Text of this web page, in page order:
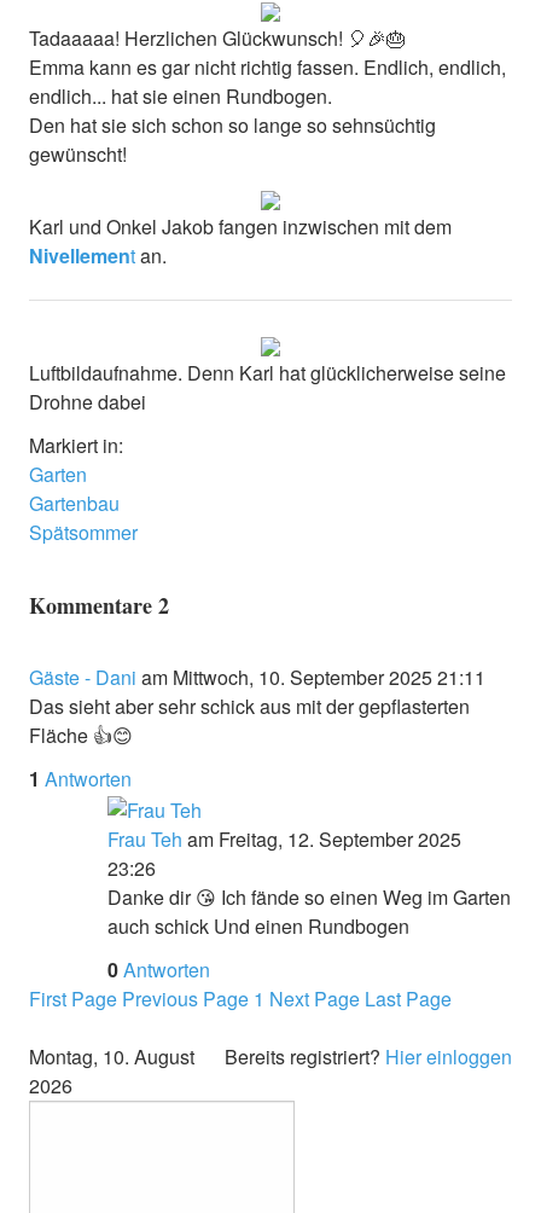
Tadaaaaa! Herzlichen Glückwunsch! 🎈🎉🎂
Emma kann es gar nicht richtig fassen. Endlich, endlich,
endlich... hat sie einen Rundbogen.
Den hat sie sich schon so lange so sehnsüchtig
gewünscht!
Karl und Onkel Jakob fangen inzwischen mit dem
Nivellementan.
Luftbildaufnahme. Denn Karl hat glücklicherweise seine
Drohne dabei
Markiert in:
Garten
Gartenbau
Spätsommer
Kommentare2
Gäste - Dani am Mittwoch, 10. September 2025 21:11
Das sieht aber sehr schick aus mit der gepflasterten
Fläche 👍😊
1 Antworten
Frau Teh am Freitag, 12. September 2025
23:26
Danke dir 😘 Ich fände so einen Weg im Garten
auch schick Und einen Rundbogen
0Antworten
First Page Previous Page 1 Next Page Last Page
Bereits registriert? Hier einloggen
Montag, 10. August
2026